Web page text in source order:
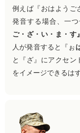
例えば『おはようご
発音する場合、一
ご・ざ・い・ま・す』
人が発音すると『ぉ
と『ざ』にアクセン
をイメージできるはず